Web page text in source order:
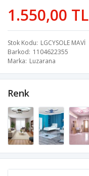
1.550,00 TL
Stok Kodu LGCYSOLE MAVİ
Barkod 1104622355
Marka Luzarana
Renk